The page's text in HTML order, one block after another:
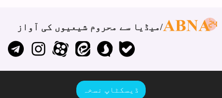
میڈیا سے محروم شیعیوں کی آواز
ڈیسکٹاپ نسخہ